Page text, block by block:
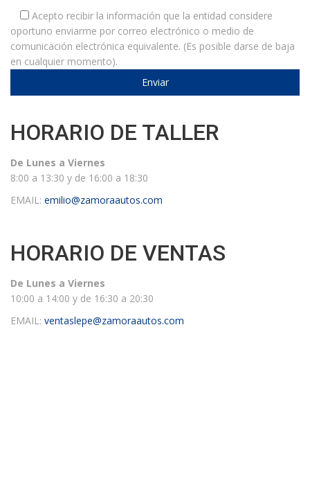
Acepto recibir la información que la entidad considere
oportuno enviarme por correo electrónico o medio de
comunicación electrónica equivalente. (Es posible darse de baja
en cualquier momento).
HORARIO DE TALLER
De Lunes a Viernes
8:00 a 13:30 y de 16:00 a 18:30
EMAIL: emilio@zamoraautos.com
HORARIO DE VENTAS
De Lunes a Viernes
10:00 a 14:00 y de 16:30 a 20:30
EMAIL: ventaslepe@zamoraautos.com